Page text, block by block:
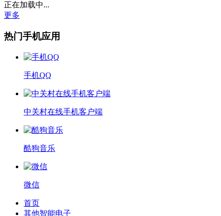
正在加载中...
更多
热门手机应用
手机QQ
中关村在线手机客户端
酷狗音乐
微信
首页
其他智能电子